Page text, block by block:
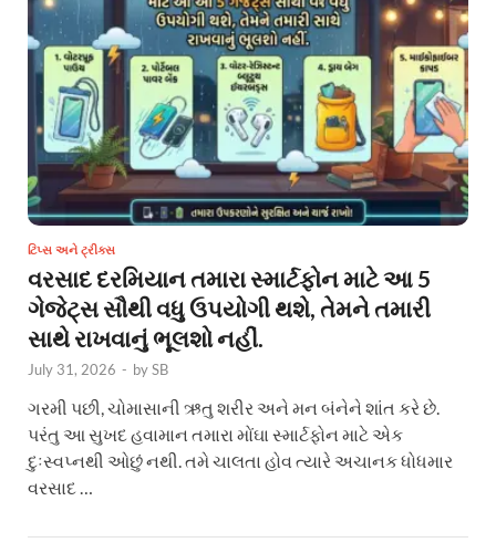
ટિપ્સ અને ટ્રીક્સ
વરસાદ દરમિયાન તમારા સ્માર્ટફોન માટે આ 5
ગેજેટ્સ સૌથી વધુ ઉપયોગી થશે, તેમને તમારી
સાથે રાખવાનું ભૂલશો નહીં.
July 31, 2026 - bySB
ગરમી પછી, ચોમાસાની ઋતુ શરીર અને મન બંનેને શાંત કરે છે.
પરંતુ આ સુખદ હવામાન તમારા મોંઘા સ્માર્ટફોન માટે એક
દુઃસ્વપ્નથી ઓછું નથી. તમે ચાલતા હોવ ત્યારે અચાનક ધોધમાર
વરસાદ …